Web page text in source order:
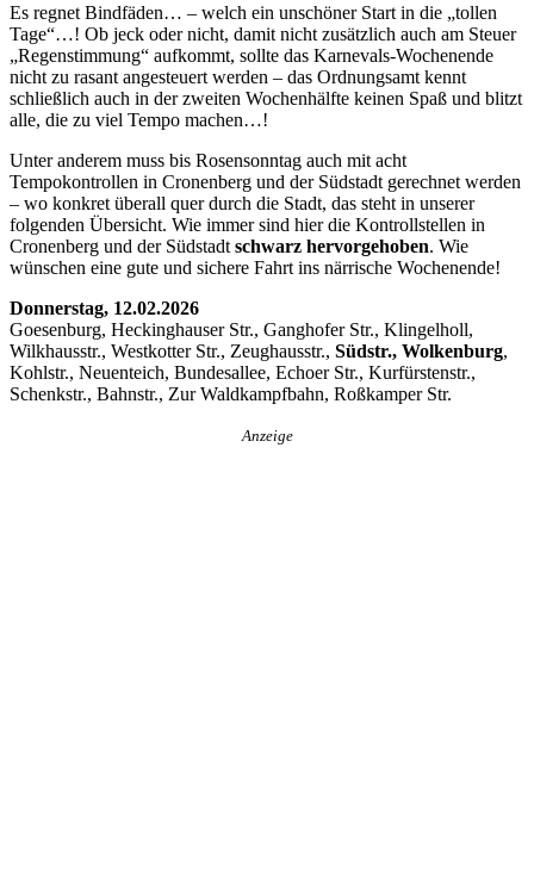
Es regnet Bindfäden… – welch ein unschöner Start in die „tollen
Tage“…! Ob jeck oder nicht, damit nicht zusätzlich auch am Steuer
„Regenstimmung“ aufkommt, sollte das Karnevals-Wochenende
nicht zu rasant angesteuert werden – das Ordnungsamt kennt
schließlich auch in der zweiten Wochenhälfte keinen Spaß und blitzt
alle, die zu viel Tempo machen…!
Unter anderem muss bis Rosensonntag auch mit acht
Tempokontrollen in Cronenberg und der Südstadt gerechnet werden
– wo konkret überall quer durch die Stadt, das steht in unserer
folgenden Übersicht. Wie immer sind hier die Kontrollstellen in
Cronenberg und der Südstadt schwarz hervorgehoben. Wie
wünschen eine gute und sichere Fahrt ins närrische Wochenende!
Donnerstag, 12.02.2026
Goesenburg, Heckinghauser Str., Ganghofer Str., Klingelholl,
Wilkhausstr., Westkotter Str., Zeughausstr., Südstr., Wolkenburg,
Kohlstr., Neuenteich, Bundesallee, Echoer Str., Kurfürstenstr.,
Schenkstr., Bahnstr., Zur Waldkampfbahn, Roßkamper Str.
Anzeige